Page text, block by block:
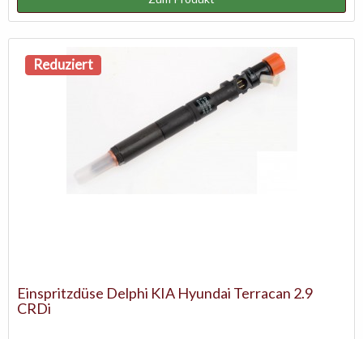
Reduziert
Einspritzdüse Delphi KIA Hyundai Terracan 2.9
CRDi